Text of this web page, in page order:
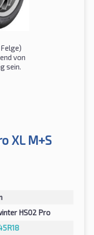
von
sein.
XL M+S
HS02 Pro